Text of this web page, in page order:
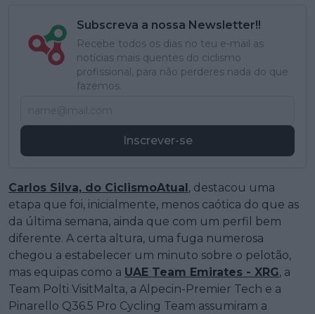
Subscreva a nossa Newsletter!!
Recebe todos os dias no teu e-mail as
notícias mais quentes do ciclismo
profissional, para não perderes nada do que
fazemos.
Inscrever-se
Carlos Silva, do CiclismoAtual, destacou uma
etapa que foi, inicialmente, menos caótica do que as
da última semana, ainda que com um perfil bem
diferente. A certa altura, uma fuga numerosa
chegou a estabelecer um minuto sobre o pelotão,
mas equipas como a UAE Team Emirates - XRG, a
Team Polti VisitMalta, a Alpecin-Premier Tech e a
Pinarello Q36.5 Pro Cycling Team assumiram a